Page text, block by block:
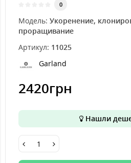
0
Модель: Укоренение,
проращивание
Артикул: 11025
Garland
2420грн
Нашли